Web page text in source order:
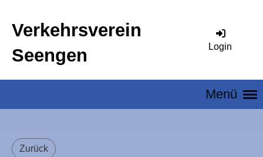
Verkehrsverein
Seengen
Login
Menü
Zurück